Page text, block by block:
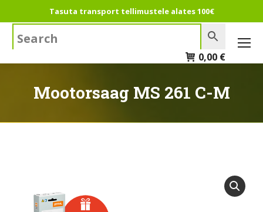
Tasuta transport tellimustele alates 100€
0,00 €
Mootorsaag MS 261 C-M